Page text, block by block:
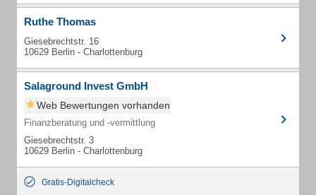
Ruthe Thomas
Giesebrechtstr. 16
10629 Berlin - Charlottenburg
Salaground Invest GmbH
Web Bewertungen vorhanden
Finanzberatung und -vermittlung
Giesebrechtstr. 3
10629 Berlin - Charlottenburg
Gratis-Digitalcheck